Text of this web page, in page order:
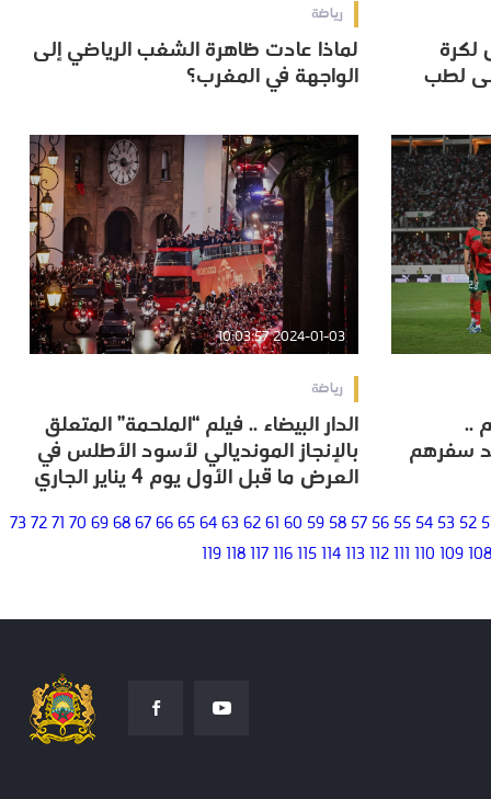
لطب
لطب
رياضة
لماذا عادت ظاهرة الشغب الرياضي إلى
الواجهة في المغرب؟
لماذا عادت ظاهرة الشغب الرياضي إلى
الواجهة في المغرب؟
سفرهم..
سفرهم
2024-01-03 10:03:57
رياضة
الدار البيضاء .. فيلم “الملحمة” المتعلق
بالإنجاز المونديالي لأسود الأطلس في
العرض ما قبل الأول يوم 4 يناير الجاري
الدار البيضاء .. فيلم “الملحمة” المتعلق
بالإنجاز المونديالي لأسود الأطلس في
العرض ما قبل الأول يوم 4 يناير الجاري
52
53
54
55
56
57
58
59
60
61
62
63
64
65
66
67
68
69
70
71
72
73
108
109
110
111
112
113
114
115
116
117
118
119